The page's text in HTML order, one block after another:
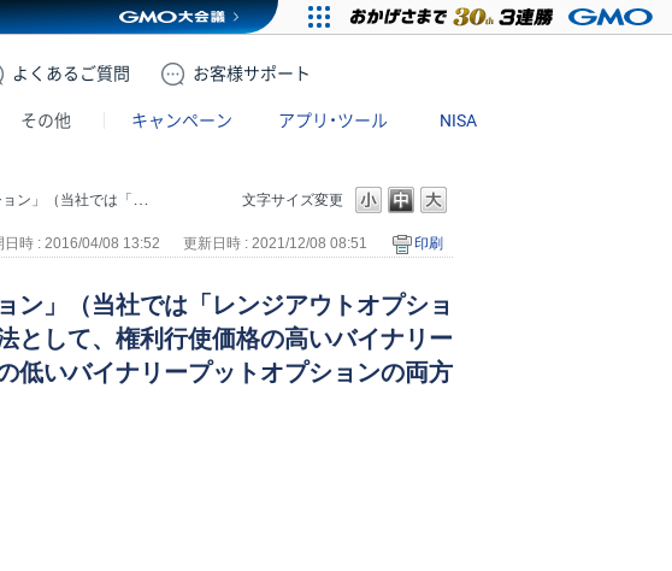
よくある ご質問 お客様サポート
その他 キャンペーン アプリ・ツール NISA
文字サイズ変更
ョンと権利行使価格の低いバイナリープットオプションの両方を取得することが考えられる。
日時 : 2016/04/08 13:52 更新日時 : 2021/12/08 08:51 印刷
ン」（当社では「レンジアウトオプショ
として、権利行使価格の高いバイナリー
低いバイナリープットオプションの両方